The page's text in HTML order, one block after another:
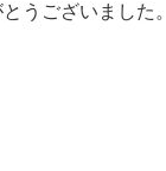
うございました。